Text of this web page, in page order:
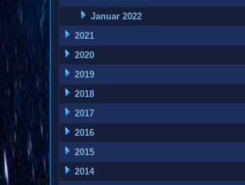
Januar 2022
2021
2020
2019
2018
2017
2016
2015
2014